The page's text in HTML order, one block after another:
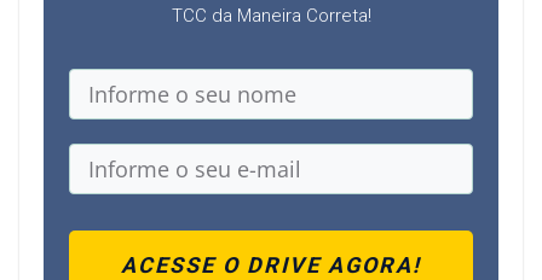
TCC da Maneira Correta!
ACESSE O DRIVE AGORA!